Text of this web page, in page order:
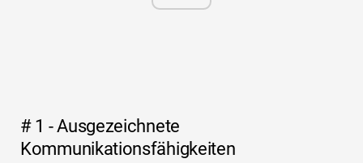
# 1 - Ausgezeichnete
Kommunikationsfähigkeiten